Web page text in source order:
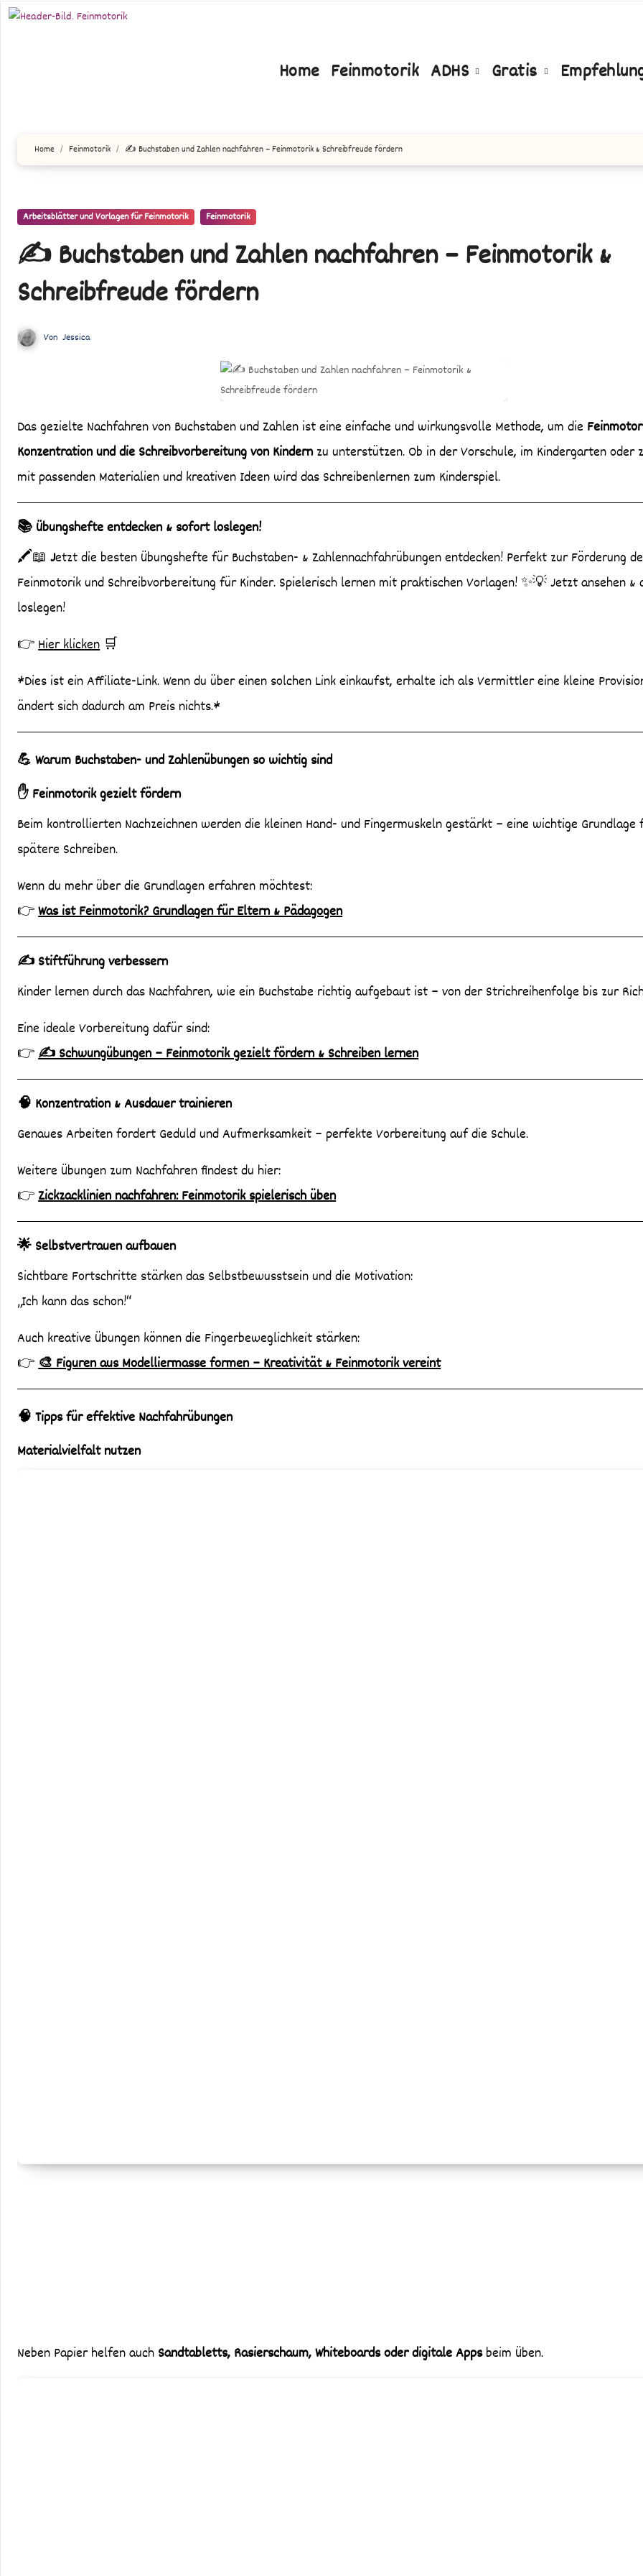
Zum
Home Feinmotorik ADHS Gratis
Home Feinmotorik ✍️ Buchstaben und Zahlen nachfahren – Feinmotorik & Schreibfreude fördern
Arbeitsblätter und Vorlagen für Feinmotorik Feinmotorik
✍️ Buchstaben und Zahlen nachfahren – Feinmotorik &
Schreibfreude fördern
Von Jessica
Das gezielte Nachfahren von Buchstaben und Zahlen ist eine einfache und wirkungsvolle Methode, um die
Konzentration und die Schreibvorbereitung von Kindernzu unterstützen. Ob in der Vorschule, im Kindergarten oder
mit passenden Materialien und kreativen Ideen wird das Schreibenlernen zum Kinderspiel.
📚 Übungshefte entdecken & sofort loslegen!
🖍️📖Jetzt die besten Übungshefte für Buchstaben- & Zahlennachfahrübungen entdecken! Perfekt zur Förderung
Feinmotorik und Schreibvorbereitung für Kinder. Spielerisch lernen mit praktischen Vorlagen! ✨💡 Jetzt ansehen &
loslegen!
👉Hier klicken🛒
*Dies ist ein Affiliate-Link. Wenn du über einen solchen Link einkaufst, erhalte ich als Vermittler eine kleine
ändert sich dadurch am Preis nichts.*
💪 Warum Buchstaben- und Zahlenübungen so wichtig sind
✋ Feinmotorik gezielt fördern
Beim kontrollierten Nachzeichnen werden die kleinen Hand- und Fingermuskeln gestärkt – eine wichtige Grundlage
spätere Schreiben.
Wenn du mehr über die Grundlagen erfahren möchtest:
👉Was ist Feinmotorik? Grundlagen für Eltern & Pädagogen
✍️ Stiftführung verbessern
Kinder lernen durch das Nachfahren, wie ein Buchstabe richtig aufgebaut ist – von der Strichreihenfolge bis zur
Eine ideale Vorbereitung dafür sind:
👉✍️ Schwungübungen – Feinmotorik gezielt fördern & Schreiben lernen
🧠 Konzentration & Ausdauer trainieren
Genaues Arbeiten fordert Geduld und Aufmerksamkeit – perfekte Vorbereitung auf die Schule.
Weitere Übungen zum Nachfahren findest du hier:
👉Zickzacklinien nachfahren: Feinmotorik spielerisch üben
🌟 Selbstvertrauen aufbauen
Sichtbare Fortschritte stärken das Selbstbewusstsein und die Motivation:
„Ich kann das schon!“
Auch kreative Übungen können die Fingerbeweglichkeit stärken:
👉🎨 Figuren aus Modelliermasse formen – Kreativität & Feinmotorik vereint
🧠 Tipps für effektive Nachfahrübungen
Materialvielfalt nutzen
Neben Papier helfen auch Sandtabletts, Rasierschaum, Whiteboards oder digitale Appsbeim Üben.